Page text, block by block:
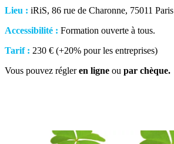
Lieu : iRiS, 86 rue de Charonne, 75011 Paris
Accessibilité : Formation ouverte à tous.
Tarif : 230 € (+20% pour les entreprises)
Vous pouvez régleren ligne ou par chèque.